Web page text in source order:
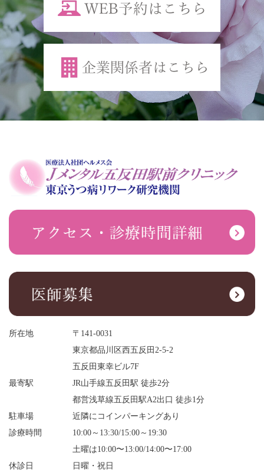
所在地
〒141-0031
東京都品川区西五反田2-5-2
五反田東幸ビル7F
最寄駅
JR山手線五反田駅 徒歩2分
都営浅草線五反田駅A2出口 徒歩1分
駐車場
近隣にコインパーキングあり
診療時間
10:00～13:30/15:00～19:30
土曜は10:00〜13:00/14:00〜17:00
休診日
日曜・祝日